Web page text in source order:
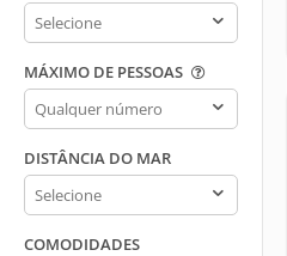
Garagem
MÁXIMO DE PESSOAS
Máximo
de
pessoas
DISTÂNCIA DO MAR
Distância
do
Mar
COMODIDADES